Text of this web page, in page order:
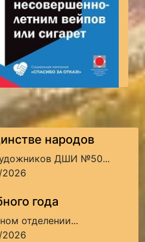
народов
ДШИ №50...
2026
года
отделении...
2026